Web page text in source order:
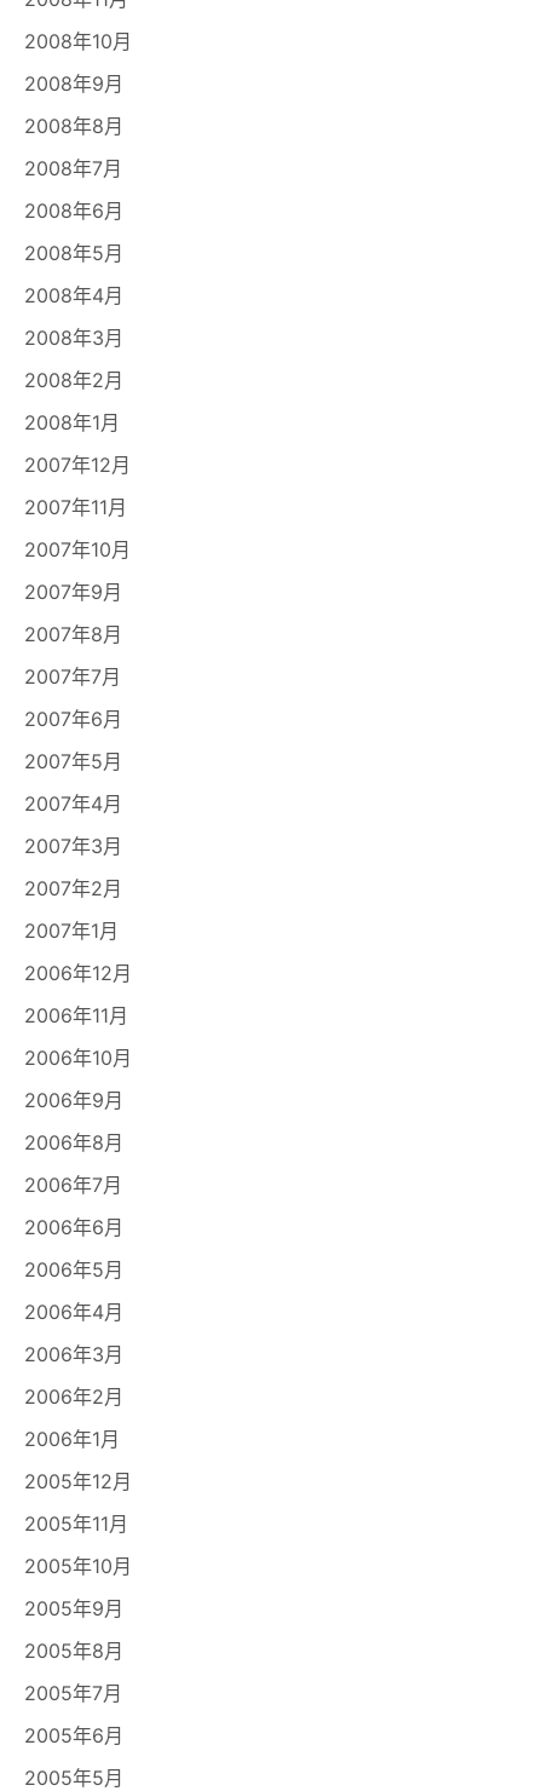
2008年10月
2008年9月
2008年8月
2008年7月
2008年6月
2008年5月
2008年4月
2008年3月
2008年2月
2008年1月
2007年12月
2007年11月
2007年10月
2007年9月
2007年8月
2007年7月
2007年6月
2007年5月
2007年4月
2007年3月
2007年2月
2007年1月
2006年12月
2006年11月
2006年10月
2006年9月
2006年8月
2006年7月
2006年6月
2006年5月
2006年4月
2006年3月
2006年2月
2006年1月
2005年12月
2005年11月
2005年10月
2005年9月
2005年8月
2005年7月
2005年6月
2005年5月